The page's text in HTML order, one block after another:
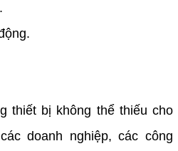
thiết bị không thể thiếu cho
doanh nghiệp, các công